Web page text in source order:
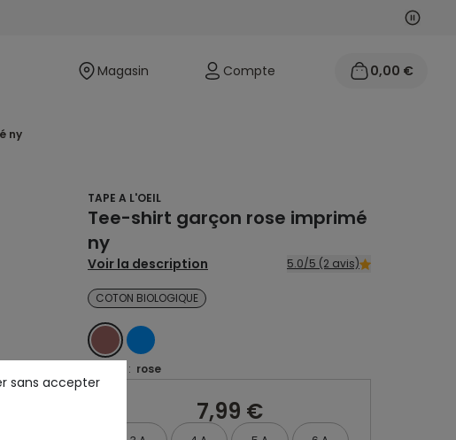
Magasin Compte 0,00 €
ny
TAPE A L'OEIL
Tee-shirt garçon rose imprimé
ny
Voir la description 5.0/5 (2 avis)
COTON BIOLOGIQUE
ROSEBLEU
Coloris : rose
7,99 €
sans accepter